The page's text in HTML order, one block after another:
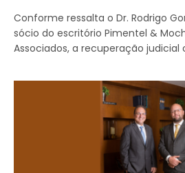
Conforme ressalta o Dr. Rodrigo
sócio do escritório Pimentel &
Associados, a recuperação